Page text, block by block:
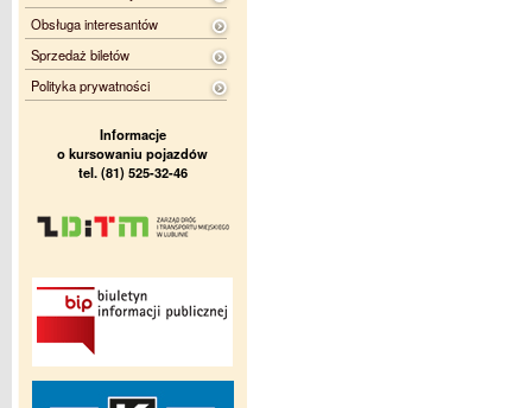
Obsługa interesantów
Sprzedaż biletów
Polityka prywatności
Informacje
o kursowaniu pojazdów
tel. (81) 525-32-46